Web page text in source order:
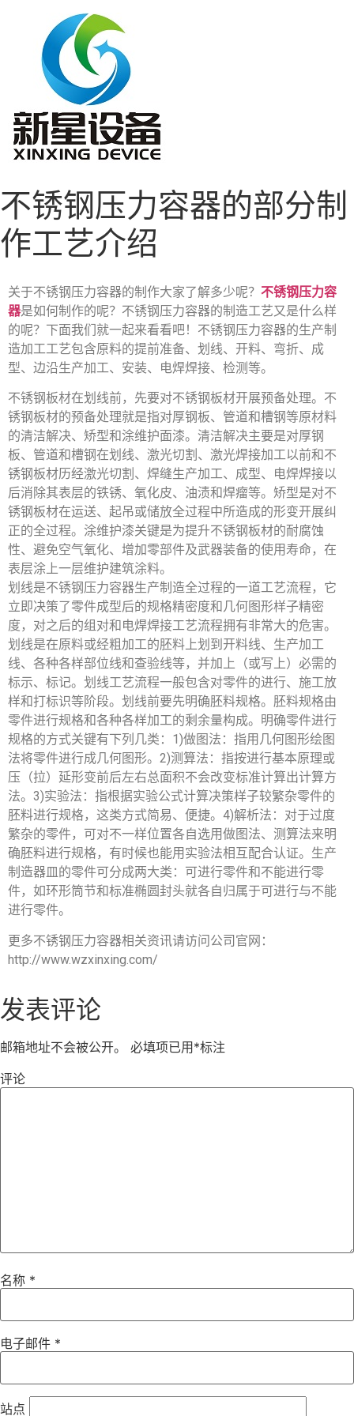
不锈钢压力容器的部分制
作工艺介绍
关于不锈钢压力容器的制作大家了解多少呢？ 不锈钢压力容
器是如何制作的呢？不锈钢压力容器的制造工艺又是什么样
的呢？下面我们就一起来看看吧！不锈钢压力容器的生产制
造加工工艺包含原料的提前准备、划线、开料、弯折、成
型、边沿生产加工、安装、电焊焊接、检测等。
不锈钢板材在划线前，先要对不锈钢板材开展预备处理。不
锈钢板材的预备处理就是指对厚钢板、管道和槽钢等原材料
的清洁解决、矫型和涂维护面漆。清洁解决主要是对厚钢
板、管道和槽钢在划线、激光切割、激光焊接加工以前和不
锈钢板材历经激光切割、焊缝生产加工、成型、电焊焊接以
后消除其表层的铁锈、氧化皮、油渍和焊瘤等。矫型是对不
锈钢板材在运送、起吊或储放全过程中所造成的形变开展纠
正的全过程。涂维护漆关键是为提升不锈钢板材的耐腐蚀
性、避免空气氧化、增加零部件及武器装备的使用寿命，在
表层涂上一层维护建筑涂料。
划线是不锈钢压力容器生产制造全过程的一道工艺流程，它
立即决策了零件成型后的规格精密度和几何图形样子精密
度，对之后的组对和电焊焊接工艺流程拥有非常大的危害。
划线是在原料或经粗加工的胚料上划到开料线、生产加工
线、各种各样部位线和查验线等，并加上（或写上）必需的
标示、标记。划线工艺流程一般包含对零件的进行、施工放
样和打标识等阶段。划线前要先明确胚料规格。胚料规格由
零件进行规格和各种各样加工的剩余量构成。明确零件进行
规格的方式关键有下列几类：1)做图法：指用几何图形绘图
法将零件进行成几何图形。2)测算法：指按进行基本原理或
压（拉）延形变前后左右总面积不会改变标准计算出计算方
法。3)实验法：指根据实验公式计算决策样子较繁杂零件的
胚料进行规格，这类方式简易、便捷。4)解析法：对于过度
繁杂的零件，可对不一样位置各自选用做图法、测算法来明
确胚料进行规格，有时候也能用实验法相互配合认证。生产
制造器皿的零件可分成两大类：可进行零件和不能进行零
件，如环形筒节和标准椭圆封头就各自归属于可进行与不能
进行零件。
更多不锈钢压力容器相关资讯请访问公司官网：
http://www.wzxinxing.com/
发表评论
邮箱地址不会被公开。 必填项已用 *标注
评论
名称 *
电子邮件 *
站点